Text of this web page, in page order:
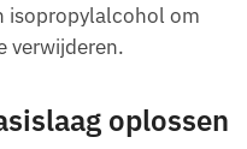
isopropylalcohol om
verwijderen.
oplossen